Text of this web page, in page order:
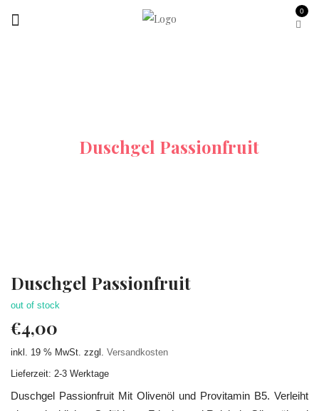
0
Duschgel Passionfruit
Duschgel Passionfruit
out of stock
€4,00
inkl. 19 % MwSt. zzgl. Versandkosten
Lieferzeit: 2-3 Werktage
Duschgel Passionfruit Mit Olivenöl und Provitamin B5. Verleiht